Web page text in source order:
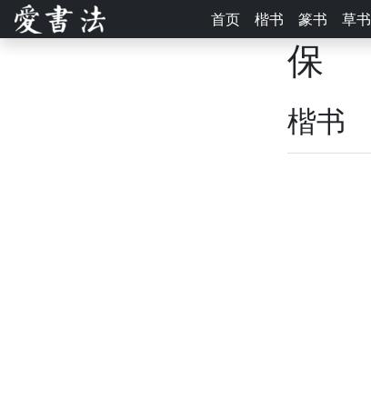
首页 楷书 篆书 草书
保
楷书